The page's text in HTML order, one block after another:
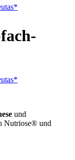
und
Nutriose® und